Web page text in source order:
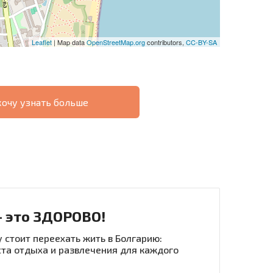
Leaflet| Map dataOpenStreetMap.orgcontributors, CC-BY-SA
узнать больше
| Нажимая кнопку, вы разрешаете
это ЗДОРОВО!
переехать жить в Болгарию:
отдыха и развлечения для каждого